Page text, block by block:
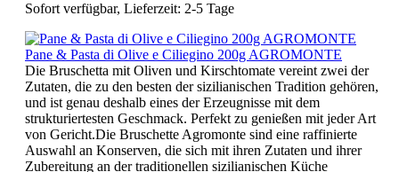
Sofort verfügbar, Lieferzeit: 2-5 Tage
Pane & Pasta di Olive e Ciliegino 200g AGROMONTE
Die Bruschetta mit Oliven und Kirschtomate vereint zwei der
Zutaten, die zu den besten der sizilianischen Tradition gehören,
und ist genau deshalb eines der Erzeugnisse mit dem
strukturiertesten Geschmack. Perfekt zu genießen mit jeder Art
von Gericht.Die Bruschette Agromonte sind eine raffinierte
Auswahl an Konserven, die sich mit ihren Zutaten und ihrer
Zubereitung an der traditionellen sizilianischen Küche